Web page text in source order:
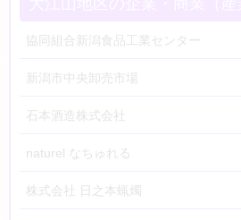
協同組合新潟食品工業センター
新潟市中央卸売市場
石本酒造株式会社
naturel なちゅれる
株式会社 日之本蝋燭